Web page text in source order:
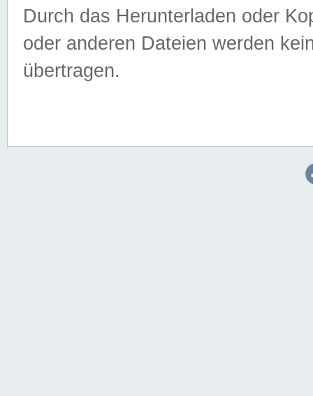
Durch das Herunterladen oder
oder anderen Dateien werden
übertragen.